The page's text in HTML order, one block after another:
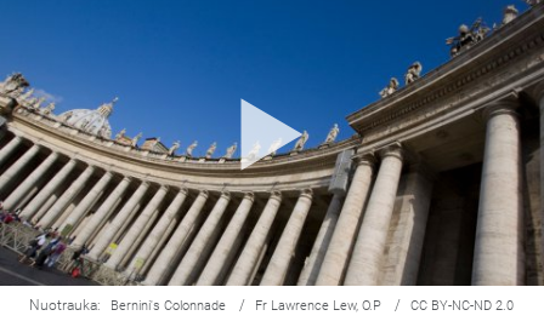
Nuotrauka: Bernini's Colonnade / Fr Lawrence Lew, O.P / CC BY-NC-ND 2.0